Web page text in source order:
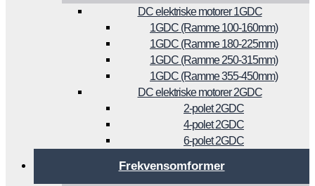
DC elektriske motorer 1GDC
1GDC (Ramme 100-160mm)
1GDC (Ramme 180-225mm)
1GDC (Ramme 250-315mm)
1GDC (Ramme 355-450mm)
DC elektriske motorer 2GDC
2-polet 2GDC
4-polet 2GDC
6-polet 2GDC
Frekvensomformer